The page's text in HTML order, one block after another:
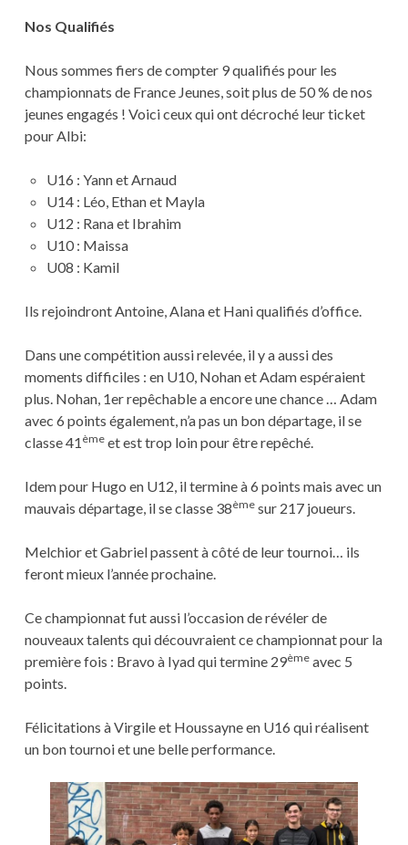
Nos Qualifiés
Nous sommes fiers de compter 9 qualifiés pour les
championnats de France Jeunes, soit plus de 50 % de nos
jeunes engagés ! Voici ceux qui ont décroché leur ticket
pour Albi:
U16 : Yann et Arnaud
U14 : Léo, Ethan et Mayla
U12 : Rana et Ibrahim
U10 : Maissa
U08 : Kamil
Ils rejoindront Antoine, Alana et Hani qualifiés d’office.
Dans une compétition aussi relevée, il y a aussi des
moments difficiles : en U10, Nohan et Adam espéraient
plus. Nohan, 1er repêchable a encore une chance … Adam
avec 6 points également, n’a pas un bon départage, il se
classe 41 èmeet est trop loin pour être repêché.
Idem pour Hugo en U12, il termine à 6 points mais avec un
mauvais départage, il se classe 38èmesur 217 joueurs.
Melchior et Gabriel passent à côté de leur tournoi… ils
feront mieux l’année prochaine.
Ce championnat fut aussi l’occasion de révéler de
nouveaux talents qui découvraient ce championnat pour la
première fois : Bravo à Iyad qui termine 29èmeavec 5
points.
Félicitations à Virgile et Houssayne en U16 qui réalisent
un bon tournoi et une belle performance.